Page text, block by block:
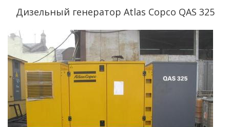
Дизельный генератор Atlas Copco QAS 325